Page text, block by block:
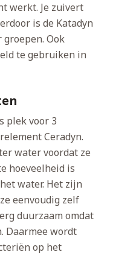
werkt. Je zuivert
is de Katadyn
Ook
te gebruiken in
plek voor 3
Ceradyn.
water voordat ze
hoeveelheid is
water. Het zijn
eenvoudig zelf
duurzaam omdat
Daarmee wordt
op het